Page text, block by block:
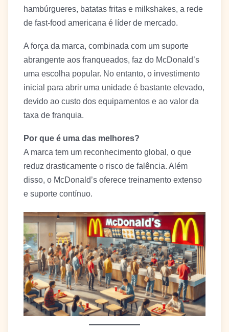
hambúrgueres, batatas fritas e milkshakes, a rede
de fast-food americana é líder de mercado.
A força da marca, combinada com um suporte
abrangente aos franqueados, faz do McDonald’s
uma escolha popular. No entanto, o investimento
inicial para abrir uma unidade é bastante elevado,
devido ao custo dos equipamentos e ao valor da
taxa de franquia.
Por que é uma das melhores?
A marca tem um reconhecimento global, o que
reduz drasticamente o risco de falência. Além
disso, o McDonald’s oferece treinamento extenso
e suporte contínuo.